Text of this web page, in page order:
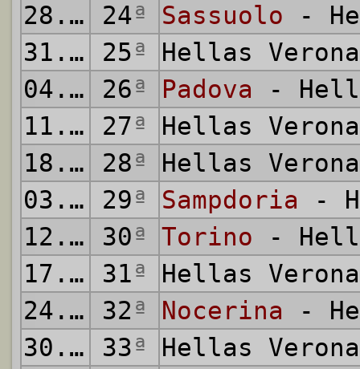
28.01.2012
24ª Sassuolo -
31.01.2012
25ª
Hellas
04.02.2012
26ª Padova -
11.02.2012
27ª
Hellas
18.02.2012
28ª
Hellas
03.03.2012
29ª Sampdoria -
12.03.2012
30ª Torino -
17.03.2012
31ª
Hellas
24.03.2012
32ª Nocerina -
30.03.2012
33ª
Hellas